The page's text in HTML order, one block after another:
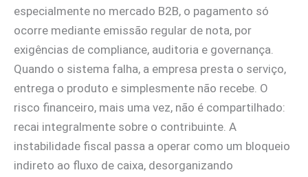
especialmente no mercado B2B, o pagamento só
ocorre mediante emissão regular de nota, por
exigências de compliance, auditoria e governança.
Quando o sistema falha, a empresa presta o serviço,
entrega o produto e simplesmente não recebe. O
risco financeiro, mais uma vez, não é compartilhado:
recai integralmente sobre o contribuinte. A
instabilidade fiscal passa a operar como um bloqueio
indireto ao fluxo de caixa, desorganizando